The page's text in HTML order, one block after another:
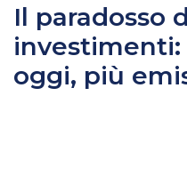
Il paradosso
investimenti:
oggi, più